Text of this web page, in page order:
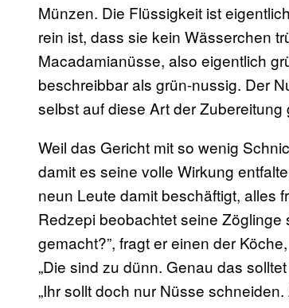
Münzen. Die Flüssigkeit ist
rein ist, dass sie kein Wässerchen
Macadamianüsse, also eigentlich
beschreibbar als grün-nussig. Der
selbst auf diese Art der Zubereitung
Weil das Gericht mit so wenig
damit es seine volle Wirkung
neun Leute damit beschäftigt,
Redzepi beobachtet seine Zöglinge
gemacht?”, fragt er einen der
„Die sind zu dünn. Genau das
„Ihr sollt doch nur Nüsse